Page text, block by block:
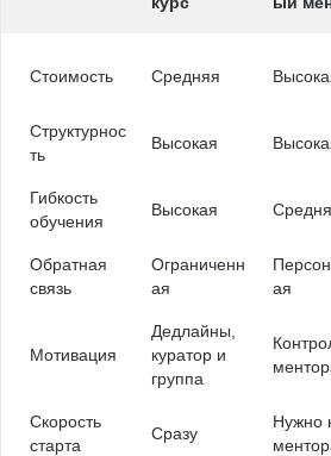
Стоимость Средняя
Структурнос
ть
Высокая
Гибкость
обучения
Высокая
Обратная
связь
Ограниченн
ая
ая
Мотивация
Дедлайны,
куратор и
группа
Скорость
старта
Сразу
Нужно